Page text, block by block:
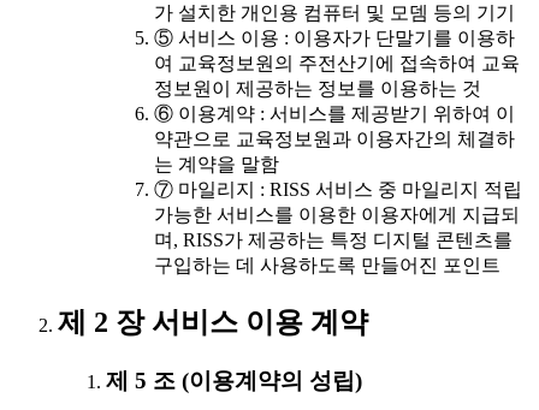
가 설치한 개인용 컴퓨터 및 모뎀 등의 기기
⑤ 서비스 이용 : 이용자가 단말기를 이용하
여 교육정보원의 주전산기에 접속하여 교육
정보원이 제공하는 정보를 이용하는 것
⑥ 이용계약 : 서비스를 제공받기 위하여 이
약관으로 교육정보원과 이용자간의 체결하
는 계약을 말함
⑦ 마일리지 : RISS 서비스 중 마일리지 적립
가능한 서비스를 이용한 이용자에게 지급되
며, RISS가 제공하는 특정 디지털 콘텐츠를
구입하는 데 사용하도록 만들어진 포인트
제 2 장 서비스 이용 계약
제 5 조 (이용계약의 성립)